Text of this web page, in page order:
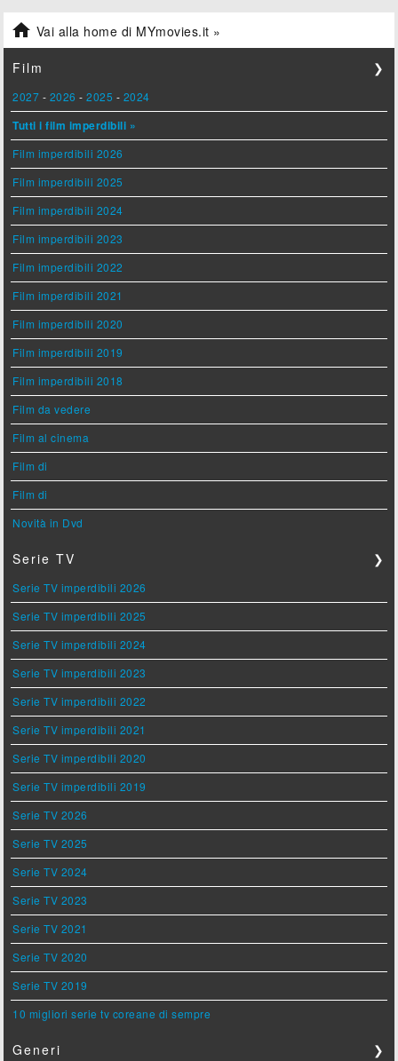
 Vai alla home di MYmovies.it »
Film ❯
2027 - 2026 -2025 - 2024
Tutti i film imperdibili »
Film imperdibili 2026
Film imperdibili 2025
Film imperdibili 2024
Film imperdibili 2023
Film imperdibili 2022
Film imperdibili 2021
Film imperdibili 2020
Film imperdibili 2019
Film imperdibili 2018
Film da vedere
Film al cinema
Film di
Film di
Novità in Dvd
Serie TV ❯
Serie TV imperdibili 2026
Serie TV imperdibili 2025
Serie TV imperdibili 2024
Serie TV imperdibili 2023
Serie TV imperdibili 2022
Serie TV imperdibili 2021
Serie TV imperdibili 2020
Serie TV imperdibili 2019
Serie TV 2026
Serie TV 2025
Serie TV 2024
Serie TV 2023
Serie TV 2021
Serie TV 2020
Serie TV 2019
10 migliori serie tv coreane di sempre
Generi ❯